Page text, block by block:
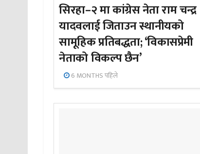
सिरहा–२ मा कांग्रेस नेता राम चन्द्र
यादवलाई जिताउन स्थानीयको
सामूहिक प्रतिबद्धता; ‘विकासप्रेमी
नेताको विकल्प छैन’
6 MONTHS पहिले